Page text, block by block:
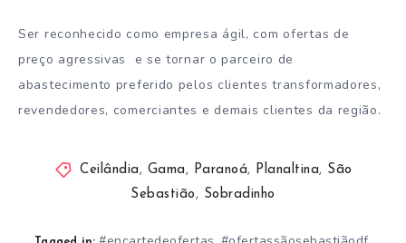
Ser reconhecido como empresa ágil, com ofertas de
preço agressivas e se tornar o parceiro de
abastecimento preferido pelos clientes transformadores,
revendedores, comerciantes e demais clientes da região.
Ceilândia , Gama , Paranoá, Planaltina, São
Sebastião , Sobradinho